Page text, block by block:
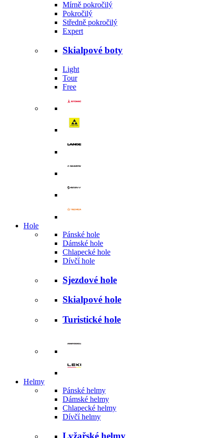
Mírně pokročilý
Pokročilý
Středně pokročilý
Expert
Skialpové boty
Light
Tour
Free
Hole
Pánské hole
Dámské hole
Chlapecké hole
Dívčí hole
Sjezdové hole
Skialpové hole
Turistické hole
Helmy
Pánské helmy
Dámské helmy
Chlapecké helmy
Dívčí helmy
Lyžařské helmy